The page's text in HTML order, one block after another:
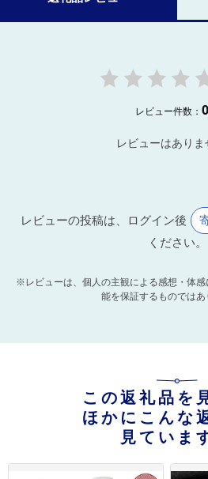
レビュー件数：
レビューはありま
レビューの投稿は、ログイン後
ください。
※レビューは、個人の主観による感想・体
能を保証するものではあ
この返礼品を
ほかにこんな
見ていま